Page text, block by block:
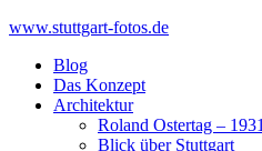
Skip
content
www.stuttgart-fotos.de
Blog
Das Konzept
Architektur
Roland Ostertag –
Blick über Stuttgart